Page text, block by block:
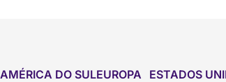
AMÉRICA DO SULEUROPA ESTADOS